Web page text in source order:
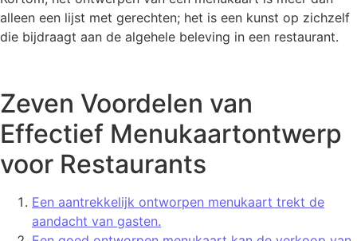
alleen een lijst met gerechten; het is een kunst op zichzelf
die bijdraagt aan de algehele beleving in een restaurant.
Zeven Voordelen van
Effectief Menukaartontwerp
voor Restaurants
Een aantrekkelijk ontworpen menukaart trekt de
aandacht van gasten.